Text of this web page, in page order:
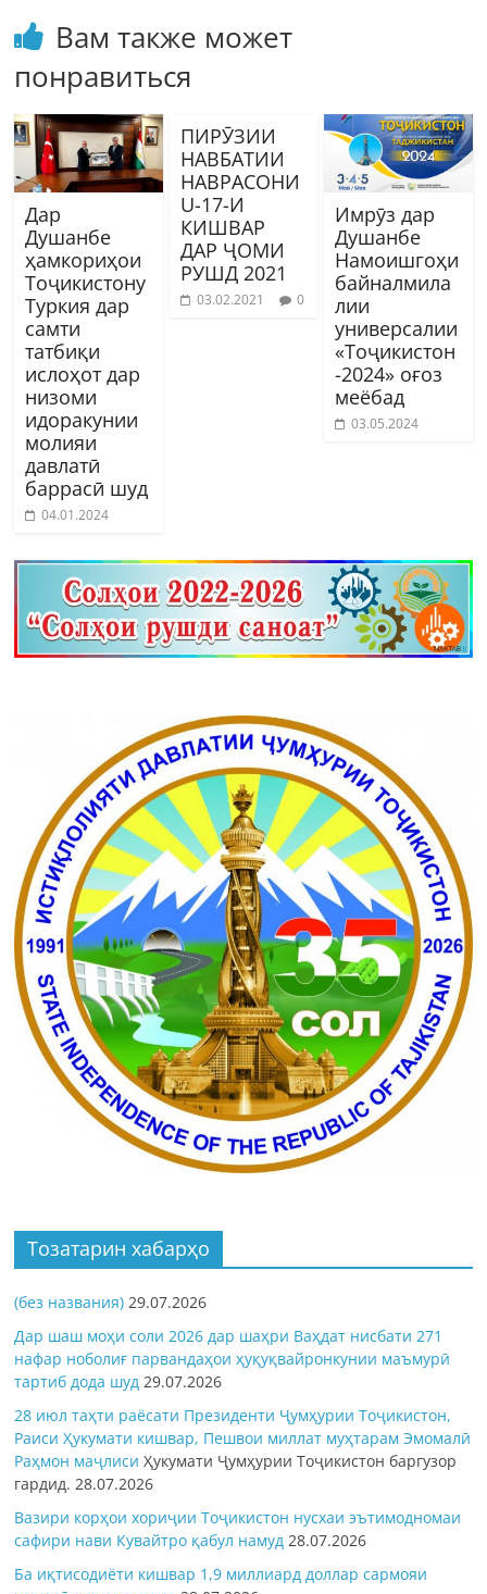
Вам также может
понравиться
Дар
Душанбе
ҳамкориҳои
Тоҷикистону
Туркия дар
самти
татбиқи
ислоҳот дар
низоми
идоракунии
молияи
давлатӣ
баррасӣ шуд
04.01.2024
ПИРӮЗИИ
НАВБАТИИ
НАВРАСОНИ
U-17-И
КИШВАР
ДАР ҶОМИ
РУШД 2021
03.02.2021 0
Имрӯз дар
Душанбе
Намоишгоҳи
байналмила
лии
универсалии
«Тоҷикистон
-2024» оғоз
меёбад
03.05.2024
Тозатарин хабарҳо
(без названия) 29.07.2026
Дар шаш моҳи соли 2026 дар шаҳри Ваҳдат нисбати 271
нафар ноболиғ парвандаҳои ҳуқуқвайронкунии маъмурӣ
тартиб дода шуд 29.07.2026
28 июл таҳти раёсати Президенти Ҷумҳурии Тоҷикистон,
Раиси Ҳукумати кишвар, Пешвои миллат муҳтарам Эмомалӣ
Раҳмон маҷлисиҲукумати Ҷумҳурии Тоҷикистон баргузор
гардид.28.07.2026
Вазири корҳои хориҷии Тоҷикистон нусхаи эътимодномаи
сафири нави Кувайтро қабул намуд 28.07.2026
Ба иқтисодиёти кишвар 1,9 миллиард доллар сармояи